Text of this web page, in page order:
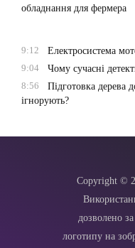
обладнання для фермера
9:12
Електросистема
9:04
Чому сучасні
8:56
Підготовка дерева
ігнорують?
Copyright ©
дозволено
логотипу на